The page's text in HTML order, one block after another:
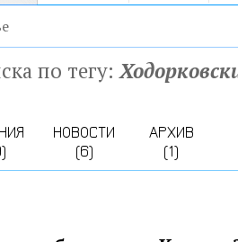
по тегу:
НОВОСТИ
(6)
АРХИВ
(1)